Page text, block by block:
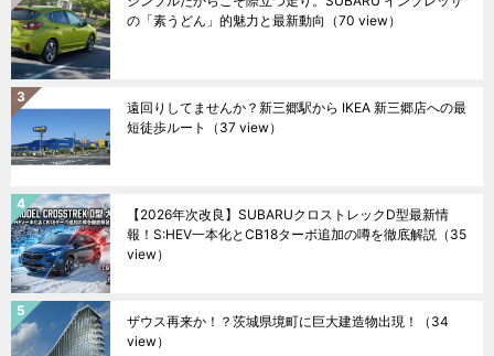
の「素うどん」的魅力と最新動向 （70 view）
遠回りしてませんか？新三郷駅から IKEA 新三郷店への最
短徒歩ルート
（37 view）
【2026年次改良】SUBARUクロストレックD型最新情
報！S:HEV一本化とCB18ターボ追加の噂を徹底解説 （35
view）
ザウス再来か！？茨城県境町に巨大建造物出現！
（34
view）